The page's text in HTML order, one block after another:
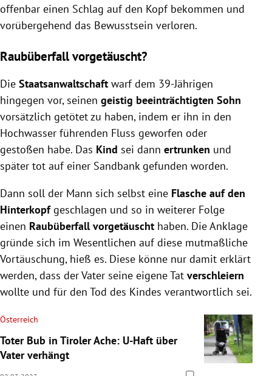
offenbar einen Schlag auf den Kopf bekommen und
vorübergehend das Bewusstsein verloren.
Raubüberfall vorgetäuscht?
Die Staatsanwaltschaft warf dem 39-Jährigen
hingegen vor, seinen geistig beeinträchtigten Sohn
vorsätzlich getötet zu haben, indem er ihn in den
Hochwasser führenden Fluss geworfen oder
gestoßen habe. Das Kind sei dann ertrunken und
später tot auf einer Sandbank gefunden worden.
Dann soll der Mann sich selbst eine Flasche auf den
Hinterkopfgeschlagen und so in weiterer Folge
einen Raubüberfall vorgetäuscht haben. Die Anklage
gründe sich im Wesentlichen auf diese mutmaßliche
Vortäuschung, hieß es. Diese könne nur damit erklärt
werden, dass der Vater seine eigene Tat verschleiern
wollte und für den Tod des Kindes verantwortlich sei.
Österreich
Toter Bub in Tiroler Ache: U-Haft über
Vater verhängt